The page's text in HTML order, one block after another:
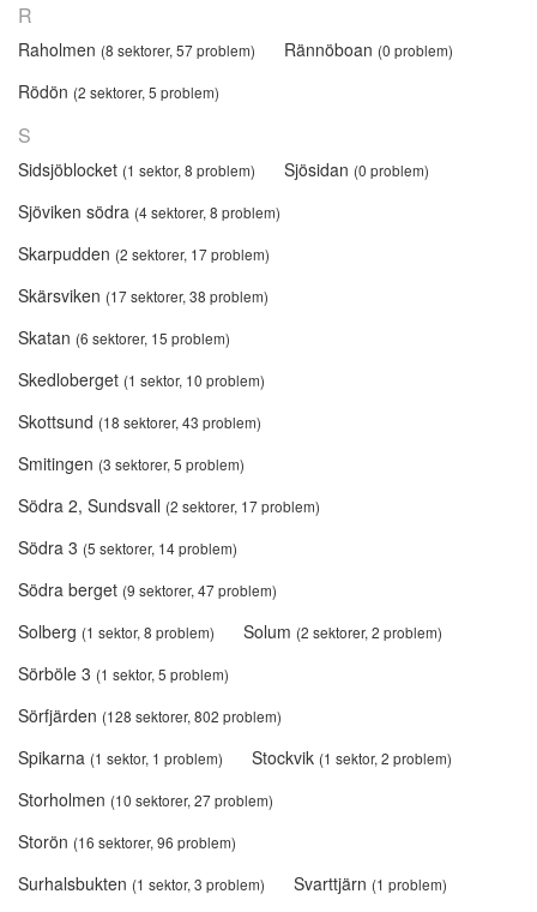
R
Raholmen (8 sektorer, 57 problem) Rännöboan (0 problem)
Rödön (2 sektorer, 5 problem)
S
Sidsjöblocket (1 sektor, 8 problem) Sjösidan (0 problem)
Sjöviken södra (4 sektorer, 8 problem)
Skarpudden (2 sektorer, 17 problem)
Skärsviken (17 sektorer, 38 problem)
Skatan (6 sektorer, 15 problem)
Skedloberget (1 sektor, 10 problem)
Skottsund (18 sektorer, 43 problem)
Smitingen (3 sektorer, 5 problem)
Södra 2, Sundsvall (2 sektorer, 17 problem)
Södra 3 (5 sektorer, 14 problem)
Södra berget (9 sektorer, 47 problem)
Solberg (1 sektor, 8 problem) Solum (2 sektorer, 2 problem)
Sörböle 3 (1 sektor, 5 problem)
Sörfjärden (128 sektorer, 802 problem)
Spikarna (1 sektor, 1 problem) Stockvik (1 sektor, 2 problem)
Storholmen (10 sektorer, 27 problem)
Storön (16 sektorer, 96 problem)
Surhalsbukten (1 sektor, 3 problem) Svarttjärn (1 problem)